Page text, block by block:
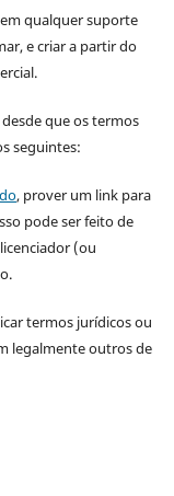
qualquer suporte
e criar a partir do
que os termos
seguintes:
, prover um link para
pode ser feito de
(ou
termos jurídicos ou
legalmente outros de